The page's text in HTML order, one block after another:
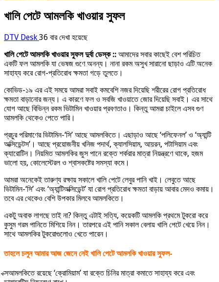
খালি পেটে আমলকি খাওয়ার সুফল
DTV Desk 36 বার দেখা হয়েছে
খালি পেটে আমলকি খাওয়ার সুফল দুর্বা ডেস্ক :: আমাদের সবার কাছেই বেশ পরিচিত
একটি ফল আমলকি যা ভেষজ গুণে অনন্য। নানা রকম অসুখ সারানো ছাড়াও এটি অনেক
সাহায্য করে রোগ-প্রতিরোধ ক্ষমতা গড়ে তুলতে।
কোভিড-১৯ এর এই সময়ে আমরা সবাই কমবেশি নজর দিয়েছি শরীরের রোগ প্রতিরোধ
ক্ষমতা বাড়ানোর জন্য। এ কারণে ফল ও সবজি খাওয়াতে জোর দিয়েছি সবাই। এর সাথে
যোগ আছে বিভিন্ন রকম ভিটামিন খাওয়ার প্রবণতাও। কিন্তু আমরা চাইলে এসব গুণ
আমলকি থেকেও পেতে পারি।
প্রচুর পরিমাণের ভিটামিন-‘সি’ আছে আমলকিতে। এছাড়াও আছে ‘পলিফেনল’ ও ‘অ্যান্টি
অক্সিডেন্টস’। আছে প্রয়োজনীয় খনিজ পদার্থ, ক্যালসিয়াম, আয়রন, পটাসিয়াম এবং
ক্যারোটিন। নিয়মিত আমলকির জুস পানে রক্তে শর্করার মাত্রা নিয়ন্ত্রণে থাকে, হজম
ভালো হয়, কোলেস্টেরল ও শ্বাসকষ্টের সমস্যা কমে।
আমরা অনেকেই তারুণ্য রক্ষায় সকালে খালি পেটে লেবুর পানি খাই। লেবুতে আছে
ভিটামিন-‘সি’ এবং ‘অ্যান্টিঅক্সিডেন্ট’ যা রোগ প্রতিরোধ ক্ষমতা বাড়ায় আবার মেদও কমায়।
তবে এর থেকেও বেশি উপকার মিলবে আমলকিতে।
একটু অবাক লাগছে তাই না? কিন্তু এটাই সত্যি, কয়েকটি আমলকি প্রথমে টুকরো করে
কুসুম গরম পানিতে মিশিয়ে নিন। তারপরে এই পানি সকাল বেলায় খালি পেটে খেয়ে নিন।
সাথে আমলকির টুকরোগুলোও খেতে পারেন।
তাহলে চলুন আমার আজ জেনে নেই খালি পেটে আমলকি খাওয়ার সুফল-
ক্সআমলকিতে রয়েছে ‘ক্রোমিয়াম’ যা রক্তে চিনির মাত্রা কমাতে সাহায্য করে এবং